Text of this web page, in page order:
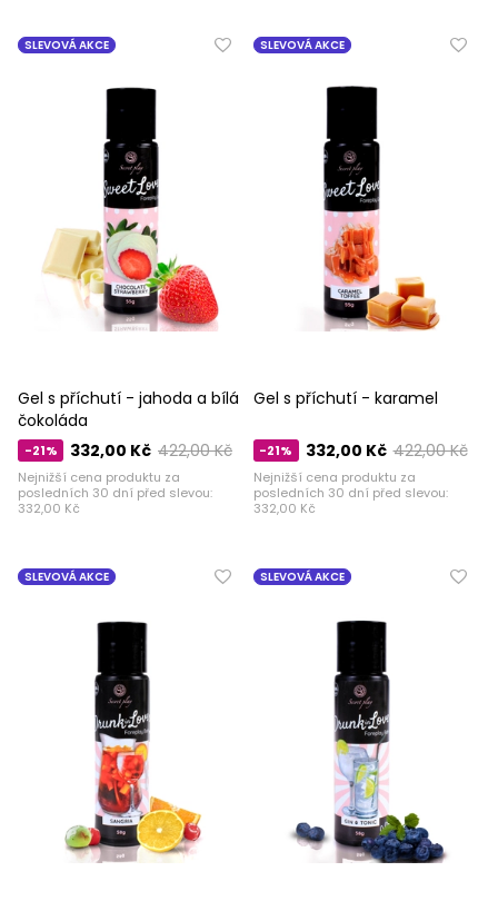
SLEVOVÁ AKCE
Gel s příchutí - jahoda a bílá
čokoláda
-21% 422,00 Kč
332,00 Kč
Nejnižší cena produktu za
posledních 30 dní před slevou:
332,00 Kč
SLEVOVÁ AKCE
Gel s příchutí - karamel
-21% 422,00 Kč
332,00 Kč
Nejnižší cena produktu za
posledních 30 dní před slevou:
332,00 Kč
SLEVOVÁ AKCE SLEVOVÁ AKCE